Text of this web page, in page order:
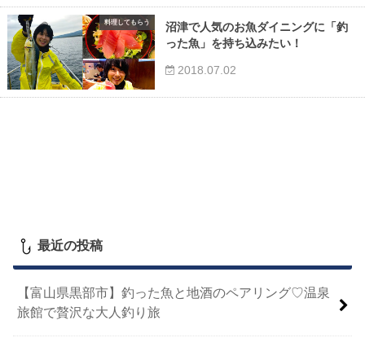
料理してもらう
沼津で人気のお魚ダイニングに「釣
った魚」を持ち込みたい！
2018.07.02
最近の投稿
【富山県黒部市】釣った魚と地酒のペアリング♡温泉
旅館で贅沢な大人釣り旅